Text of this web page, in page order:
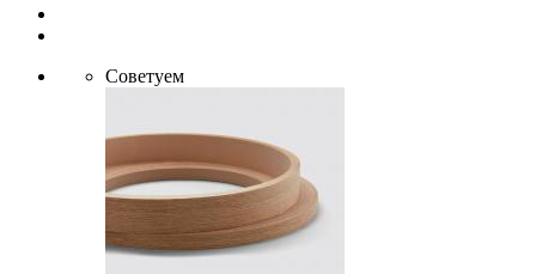
Советуем